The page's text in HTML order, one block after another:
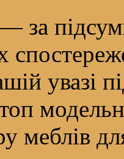
— за
увазі
меблів